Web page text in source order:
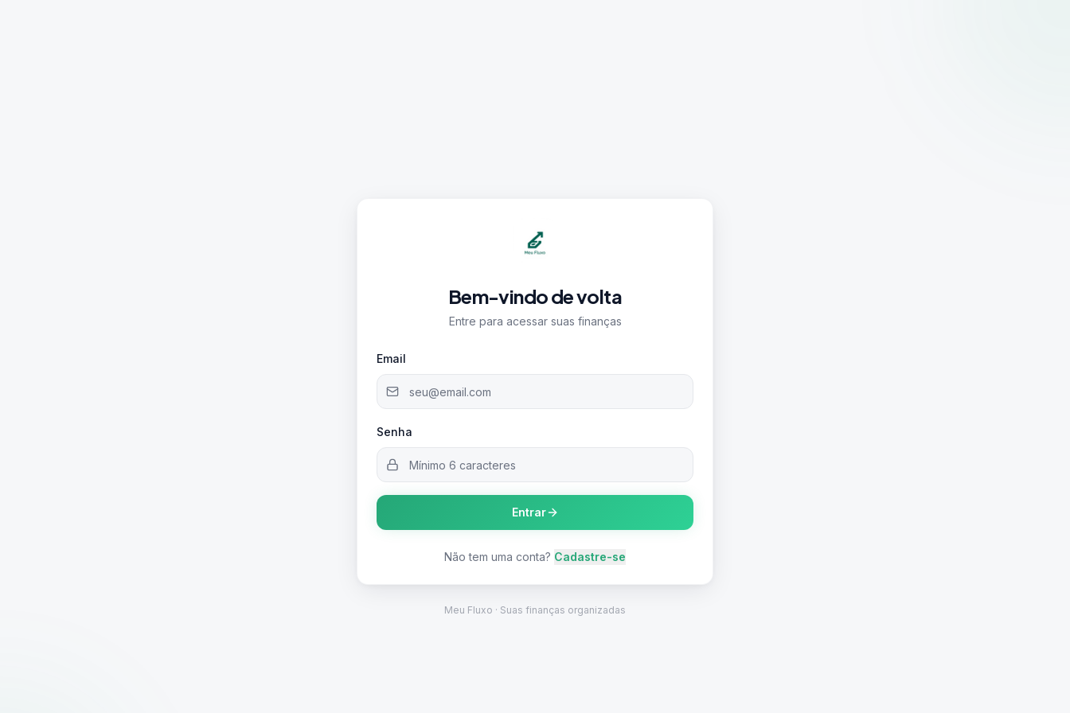
Bem-vindo de volta
Entre para acessar suas finanças
Email
Senha
Entrar
Não tem uma conta? Cadastre-se
Meu Fluxo · Suas finanças organizadas